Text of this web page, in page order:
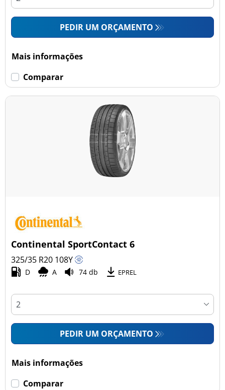
PEDIR UM ORÇAMENTO
Mais informações
Comparar
Continental SportContact 6
325/35 R20 108Y
D A 74 db EPREL
PEDIR UM ORÇAMENTO
Mais informações
Comparar